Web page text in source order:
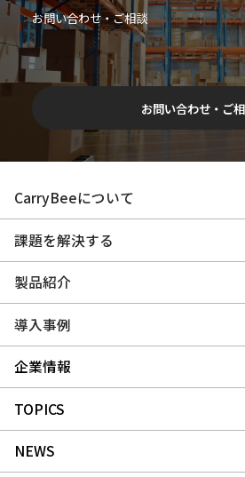
お問い合わせ・ご相談
お問い合わせ・ご
CarryBeeについて
課題を解決する
製品紹介
導入事例
企業情報
TOPICS
NEWS